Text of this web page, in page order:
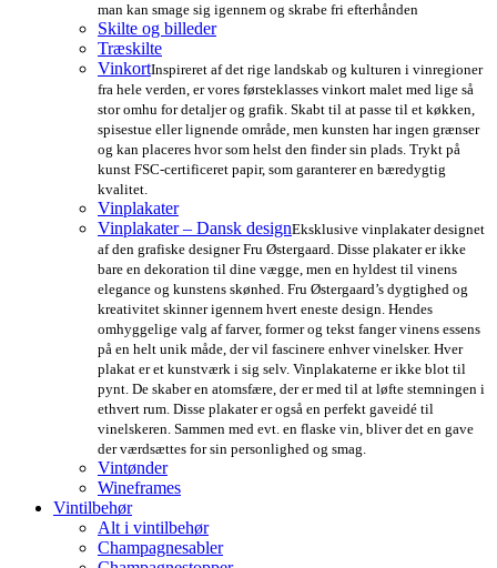
man kan smage sig igennem og skrabe fri efterhånden
Skilte og billeder
Træskilte
VinkortInspireret af det rige landskab og kulturen i vinregioner
fra hele verden, er vores førsteklasses vinkort malet med lige så
stor omhu for detaljer og grafik. Skabt til at passe til et køkken,
spisestue eller lignende område, men kunsten har ingen grænser
og kan placeres hvor som helst den finder sin plads. Trykt på
kunst FSC-certificeret papir, som garanterer en bæredygtig
kvalitet.
Vinplakater
Vinplakater – Dansk designEksklusive vinplakater designet
af den grafiske designer Fru Østergaard. Disse plakater er ikke
bare en dekoration til dine vægge, men en hyldest til vinens
elegance og kunstens skønhed. Fru Østergaard’s dygtighed og
kreativitet skinner igennem hvert eneste design. Hendes
omhyggelige valg af farver, former og tekst fanger vinens essens
på en helt unik måde, der vil fascinere enhver vinelsker. Hver
plakat er et kunstværk i sig selv. Vinplakaterne er ikke blot til
pynt. De skaber en atomsfære, der er med til at løfte stemningen i
ethvert rum. Disse plakater er også en perfekt gaveidé til
vinelskeren. Sammen med evt. en flaske vin, bliver det en gave
der værdsættes for sin personlighed og smag.
Vintønder
Wineframes
Vintilbehør
Alt i vintilbehør
Champagnesabler